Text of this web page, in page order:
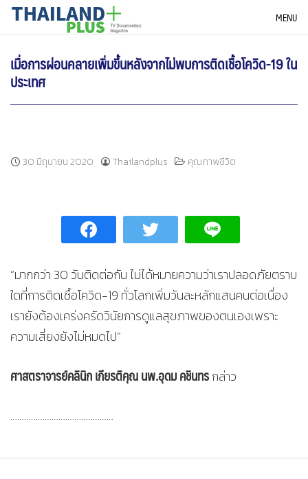
SkipTHAILANDPLUS NEWS MENU
เมื่อการผ่อนคลายเพิ่มขึ้นหลังจากไม่พบการติดเชื้อโควิด-19 ใน
ประเทศ
30 มิถุนายน 2020 Thailandplus คุณภาพชีวิต
“มากกว่า 30 วันติดต่อกัน ไม่ได้หมายความว่าเราปลอดภัยตราบ
ใดที่การติดเชื้อโควิด-19 ทั่วโลกเพิ่มวันละหลักแสนคนต่อเนื่อง
เรายังต้องเคร่งครัดวินัยการดูแลสุขภาพของตนเองเพราะ
ความเสี่ยงยังไม่หมดไป”
ศาสตราจารย์คลินิก เกียรติคุณ นพ.อุดม คชินทรกล่าว
………………………………………